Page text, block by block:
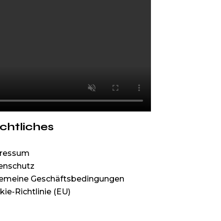
Geschäftsbedingungen
Richtlinie (EU)